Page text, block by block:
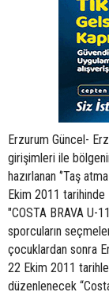
Erzurum Güncel-
girişimleri ile
hazırlanan ‘’Taş
Ekim 2011 tarihinde
"COSTA BRAVA U-
sporcuların
çocuklardan sonra
22 Ekim 2011
düzenlenecek